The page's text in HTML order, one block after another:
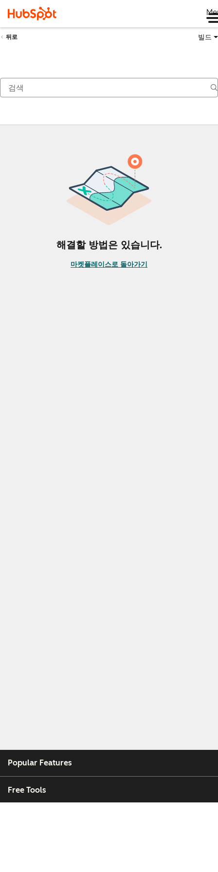
뒤로 빌드
해결할 방법은 있습니다.
마켓플레이스로 돌아가기
Popular Features
Free Tools